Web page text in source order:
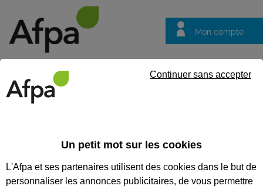
Mon compte
questions
PARCOURS BUREAUTIQUE EN
E-LEARNING
Un petit mot sur les cookies
L'Afpa et ses partenaires utilisent des cookies dans le but de
personnaliser les annonces publicitaires, de vous permettre
Continuer sans accepter